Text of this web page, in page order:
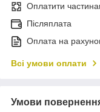
Оплатити
Післяплата
Оплата на
Всі умови оплати
Умови